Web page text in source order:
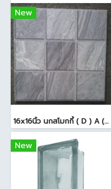
New
16x16นิ้ว นกสโมกกี้ ( D ) A (Pack6)
New